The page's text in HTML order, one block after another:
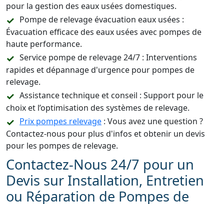
pour la gestion des eaux usées domestiques.
Pompe de relevage évacuation eaux usées :
Évacuation efficace des eaux usées avec pompes de
haute performance.
Service pompe de relevage 24/7 : Interventions
rapides et dépannage d'urgence pour pompes de
relevage.
Assistance technique et conseil : Support pour le
choix et l’optimisation des systèmes de relevage.
Prix pompes relevage : Vous avez une question ?
Contactez-nous pour plus d'infos et obtenir un devis
pour les pompes de relevage.
Contactez-Nous 24/7 pour un
Devis sur Installation, Entretien
ou Réparation de Pompes de